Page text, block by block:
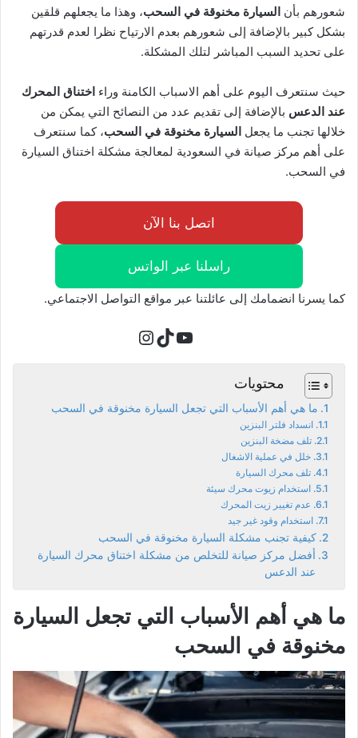
شعورهم بأن السيارة مخنوقة في السحب، وهذا ما يجعلهم قلقين
بشكل كبير بالإضافة إلى شعورهم بعدم الارتياح نظرا لعدم قدرتهم
على تحديد السبب المباشر لتلك المشكلة.
حيث سنتعرف اليوم على أهم الاسباب الكامنة وراء اختناق المحرك
عند الدعس بالإضافة إلى تقديم عدد من النصائح التي يمكن من
خلالها تجنب ما يجعل السيارة مخنوقة في السحب، كما سنتعرف
على أهم مركز صيانة في السعودية لمعالجة مشكلة اختناق السيارة
في السحب.
اتصل بنا الآن
راسلنا عبر الواتس
كما يسرنا انضمامك إلى عائلتنا عبر مواقع التواصل الاجتماعي.
يوتيوب
تيك توكإنستجرام
محتويات
ما هي أهم الأسباب التي تجعل السيارة مخنوقة في السحب
انسداد فلتر البنزين
تلف مضخة البنزين
خلل في عملية الاشغال
تلف محرك السيارة
استخدام زيوت محرك سيئة
عدم تغيير زيت المحرك
استخدام وقود غير جيد
كيفية تجنب مشكلة السيارة مخنوقة في السحب
أفضل مركز صيانة للتخلص من مشكلة اختناق محرك السيارة
عند الدعس
ما هي أهم الأسباب التي تجعل السيارة
مخنوقة في السحب